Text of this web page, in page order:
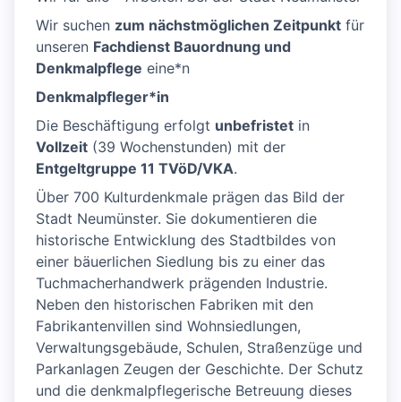
Wir suchen zum nächstmöglichen Zeitpunkt für
unseren Fachdienst Bauordnung und
Denkmalpflege eine*n
Denkmalpfleger*in
Die Beschäftigung erfolgt unbefristet in
Vollzeit (39 Wochenstunden) mit der
Entgeltgruppe 11 TVöD/VKA.
Über 700 Kulturdenkmale prägen das Bild der
Stadt Neumünster. Sie dokumentieren die
historische Entwicklung des Stadtbildes von
einer bäuerlichen Siedlung bis zu einer das
Tuchmacherhandwerk prägenden Industrie.
Neben den historischen Fabriken mit den
Fabrikantenvillen sind Wohnsiedlungen,
Verwaltungsgebäude, Schulen, Straßenzüge und
Parkanlagen Zeugen der Geschichte. Der Schutz
und die denkmalpflegerische Betreuung dieses